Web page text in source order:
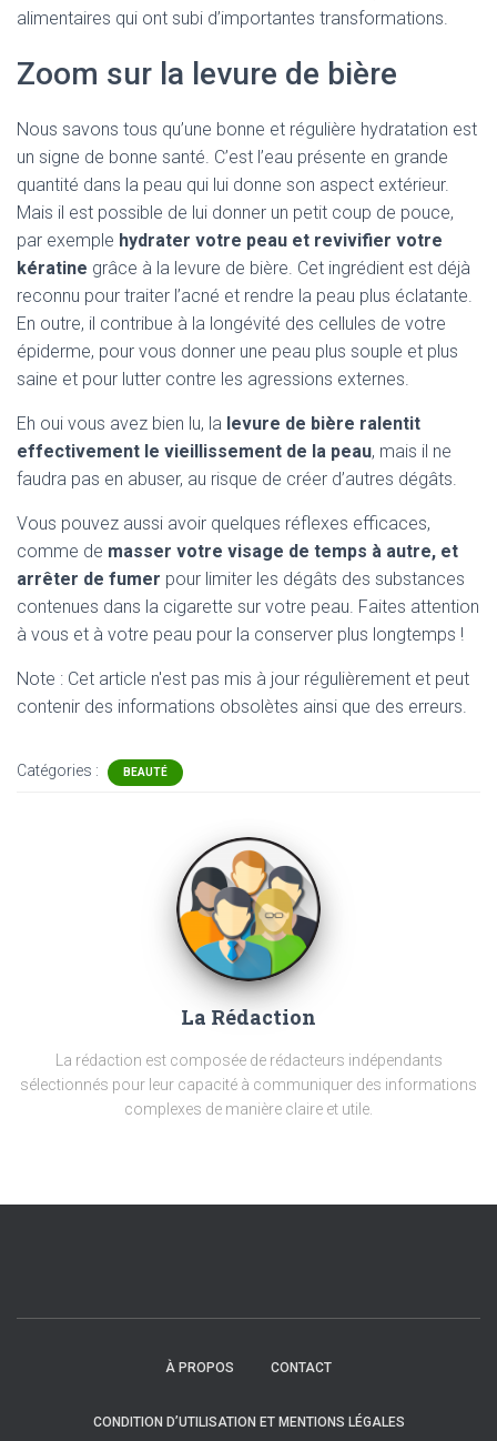
alimentaires qui ont subi d’importantes transformations.
Zoom sur la levure de bière
Nous savons tous qu’une bonne et régulière hydratation est
un signe de bonne santé. C’est l’eau présente en grande
quantité dans la peau qui lui donne son aspect extérieur.
Mais il est possible de lui donner un petit coup de pouce,
par exemple hydrater votre peau et revivifier votre
kératine grâce à la levure de bière. Cet ingrédient est déjà
reconnu pour traiter l’acné et rendre la peau plus éclatante.
En outre, il contribue à la longévité des cellules de votre
épiderme, pour vous donner une peau plus souple et plus
saine et pour lutter contre les agressions externes.
Eh oui vous avez bien lu, la levure de bière ralentit
effectivement le vieillissement de la peau, mais il ne
faudra pas en abuser, au risque de créer d’autres dégâts.
Vous pouvez aussi avoir quelques réflexes efficaces,
comme de masser votre visage de temps à autre, et
arrêter de fumer pour limiter les dégâts des substances
contenues dans la cigarette sur votre peau. Faites attention
à vous et à votre peau pour la conserver plus longtemps !
Note : Cet article n'est pas mis à jour régulièrement et peut
contenir des informations obsolètes ainsi que des erreurs.
Catégories : BEAUTÉ
La Rédaction
La rédaction est composée de rédacteurs indépendants
sélectionnés pour leur capacité à communiquer des informations
complexes de manière claire et utile.
À PROPOS CONTACT
CONDITION D’UTILISATION ET MENTIONS LÉGALES